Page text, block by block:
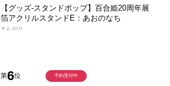
【グッズ-スタンドポップ】百合姫20周年展
箔アクリルスタンドE：あおのなち
￥2,200
第6位 予約受付中